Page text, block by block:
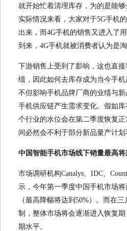
就开始忙着清理库存，为的是能
实际情况来看，大家对于5G手机
出来，而4G手机的销售又进入了
到来，4G手机就被消费者认为是淘
下游销售上受到了影响，这也直
绩，因此如何去库存成为当今手
不但影响手机品牌厂商的业绩与
手机供应链产生需求变化。假如
个行业的水位会在第二季度恢复
间必然会不利于部分新品量产计划
中国智能手机市场线下销量最高将
市场调研机构Canalys、IDC、
示，今年第一季度中国手机市场
（最高降幅将达到50%）。而在
制，整体市场将会逐渐进入恢复
期水平。